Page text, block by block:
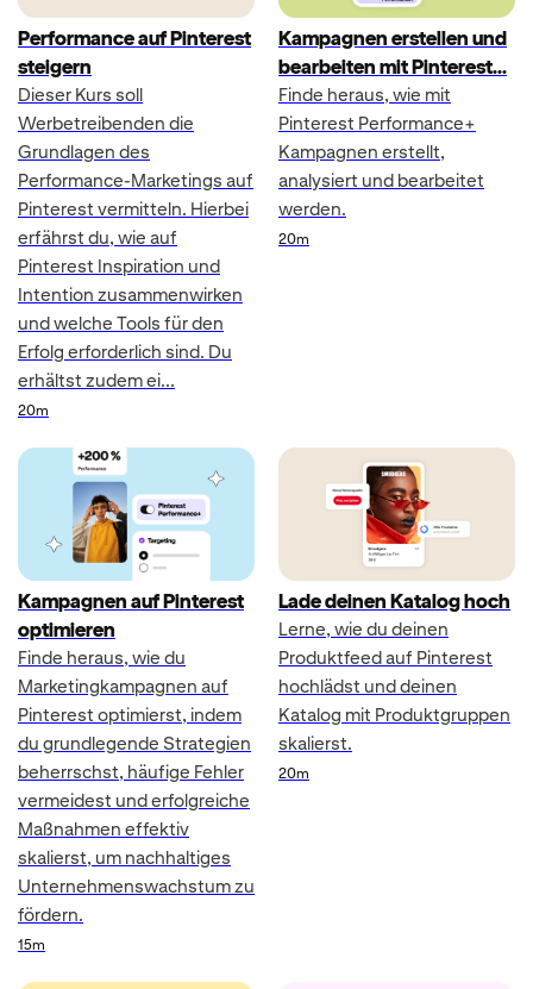
Performance auf Pinterest
steigern
Dieser Kurs soll
Werbetreibenden die
Grundlagen des
Performance-Marketings auf
Pinterest vermitteln. Hierbei
erfährst du, wie auf
Pinterest Inspiration und
Intention zusammenwirken
und welche Tools für den
Erfolg erforderlich sind. Du
erhältst zudem ei...
Duration
20m
Kampagnen erstellen und
bearbeiten mit Pinterest
Finde heraus, wie mit
Pinterest Performance+
Kampagnen erstellt,
analysiert und bearbeitet
werden.
Duration 20m
Kampagnen auf Pinterest
optimieren
Finde heraus, wie du
Marketingkampagnen auf
Pinterest optimierst, indem
du grundlegende Strategien
beherrschst, häufige Fehler
vermeidest und erfolgreiche
Maßnahmen effektiv
skalierst, um nachhaltiges
Unternehmenswachstum zu
fördern.
Duration
15m
Lade deinen Katalog hoch
Lerne, wie du deinen
Produktfeed auf Pinterest
hochlädst und deinen
Katalog mit Produktgruppen
skalierst.
Duration 20m